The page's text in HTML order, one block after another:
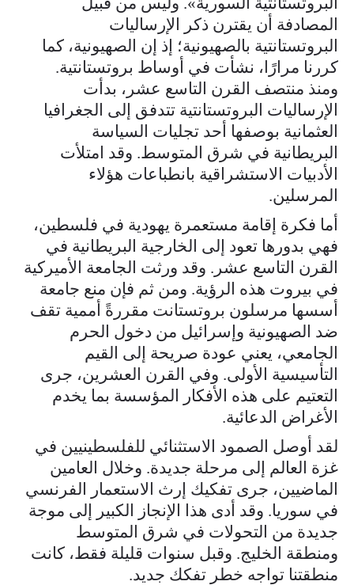
المصادفة أن يقترن ذكر الإرساليات
البروتستانتية بالصهيونية؛ إذ إن الصهيونية، كما
كررنا مرارًا، نشأت في أوساط بروتستانتية.
ومنذ منتصف القرن التاسع عشر، بدأت
الإرساليات البروتستانتية تتدفق إلى الجغرافيا
العثمانية بوصفها أحد تجليات السياسة
البريطانية في شرق المتوسط. وقد امتلأت
الأدبيات الاستشراقية بانطباعات هؤلاء
المرسلين.
أما فكرة إقامة مستعمرة يهودية في فلسطين،
فهي بدورها تعود إلى الخارجية البريطانية في
القرن التاسع عشر. وقد ورثت الجامعة الأميركية
في بيروت هذه الرؤية. ومن ثم فإن منع جامعة
أسسها مرسلون بروتستانت مقررةً أممية تقف
ضد الصهيونية وإسرائيل من دخول الحرم
الجامعي، يعني عودة صريحة إلى القيم
التأسيسية الأولى. وفي القرن العشرين، جرى
التعتيم على هذه الأفكار المؤسسة بما يخدم
الأغراض الدعائية.
لقد أوصل الصمود الاستثنائي للفلسطينيين في
غزة العالم إلى مرحلة جديدة. وخلال العامين
الماضيين، جرى تفكيك إرث الاستعمار الفرنسي
في سوريا. وقد أدى هذا الإنجاز الكبير إلى موجة
جديدة من التحولات في شرق المتوسط
ومنطقة الخليج. وقبل سنوات قليلة فقط، كانت
منطقتنا تواجه خطر تفكك جديد.